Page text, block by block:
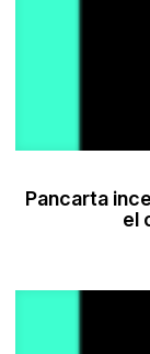
Pancarta
el